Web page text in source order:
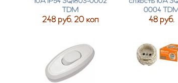
TDM
248 руб. 20 коп
0004
48 руб.